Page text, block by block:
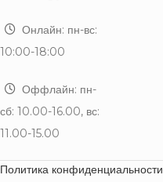
Онлайн: пн-вс:
10:00-18:00
Оффлайн: пн-
сб: 10.00-16.00, вс:
11.00-15.00
Политика конфиденциальности